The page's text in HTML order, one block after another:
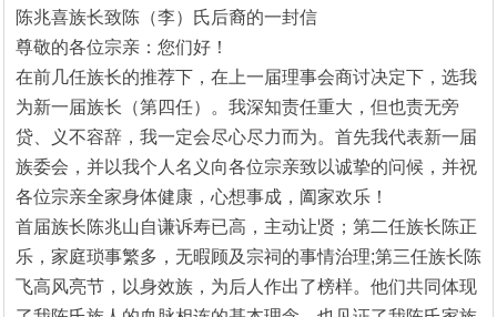
陈兆喜族长致陈（李）氏后裔的一封信
尊敬的各位宗亲：您们好！
在前几任族长的推荐下，在上一届理事会商讨决定下，选我
为新一届族长（第四任）。我深知责任重大，但也责无旁
贷、义不容辞，我一定会尽心尽力而为。首先我代表新一届
族委会，并以我个人名义向各位宗亲致以诚挚的问候，并祝
各位宗亲全家身体健康，心想事成，阖家欢乐！
首届族长陈兆山自谦诉寿已高，主动让贤；第二任族长陈正
乐，家庭琐事繁多，无暇顾及宗祠的事情治理;第三任族长陈
飞高风亮节，以身效族，为后人作出了榜样。他们共同体现